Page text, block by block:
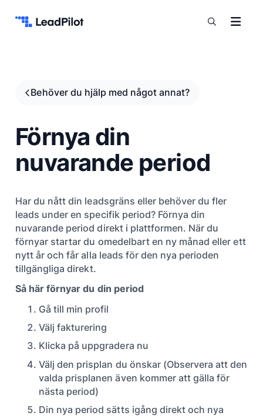
Behöver du hjälp med något annat?
Förnya din
nuvarande period
Har du nått din leadsgräns eller behöver du fler
leads under en specifik period? Förnya din
nuvarande period direkt i plattformen. När du
förnyar startar du omedelbart en ny månad eller ett
nytt år och får alla leads för den nya perioden
tillgängliga direkt.
Så här förnyar du din period
Gå till min profil
Välj fakturering
Klicka på uppgradera nu
Välj den prisplan du önskar (Observera att den
valda prisplanen även kommer att gälla för
nästa period)
Din nya period sätts igång direkt och nya